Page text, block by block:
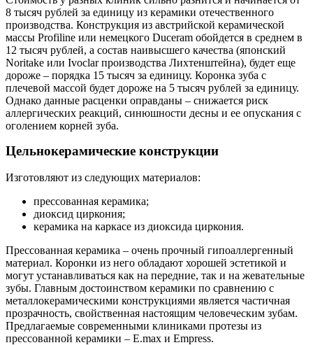
8 тысяч рублей за единицу из керамики отечественного
производства. Конструкция из австрийской керамической
массы Profiline или немецкого Duceram обойдется в среднем в
12 тысяч рублей, а состав наивысшего качества (японский
Noritake или Ivoclar производства Лихтенштейна), будет еще
дороже – порядка 15 тысяч за единицу. Коронка зуба с
плечевой массой будет дороже на 5 тысяч рублей за единицу.
Однако данные расценки оправданы – снижается риск
аллергических реакций, синюшности десны и ее опускания с
оголением корней зуба.
Цельнокерамические конструкции
Изготовляют из следующих материалов:
прессованная керамика;
диоксид циркония;
керамика на каркасе из диоксида циркония.
Прессованная керамика – очень прочный гипоаллергенный
материал. Коронки из него обладают хорошей эстетикой и
могут устанавливаться как на передние, так и на жевательные
зубы. Главным достоинством керамики по сравнению с
металлокерамическими конструкциями является частичная
прозрачность, свойственная настоящим человеческим зубам.
Предлагаемые современными клиниками протезы из
прессованной керамики – E.max и Empress.